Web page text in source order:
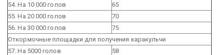
54. На 10 000 голов
65
55. На 20 000 голов
70
56. На 30 000 голов
75
Откормочные площадки для получения каракульчи
57. На 5000 голов
58